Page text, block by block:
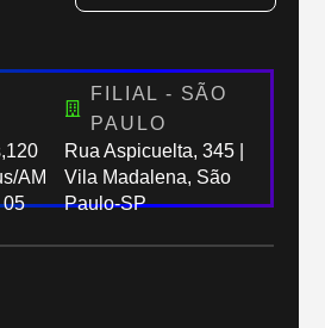
AM
FILIAL - SÃO
PAULO
Rua Aspicuelta, 345 |
Vila Madalena, São
Paulo-SP